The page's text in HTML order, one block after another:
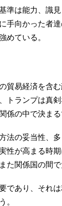
準は能力、識
手向かった者
めている。
貿易経済を含
トランプは真
係の中で決まる
法の妥当性、
性が高まる時
た関係国の間
であり、それ
。